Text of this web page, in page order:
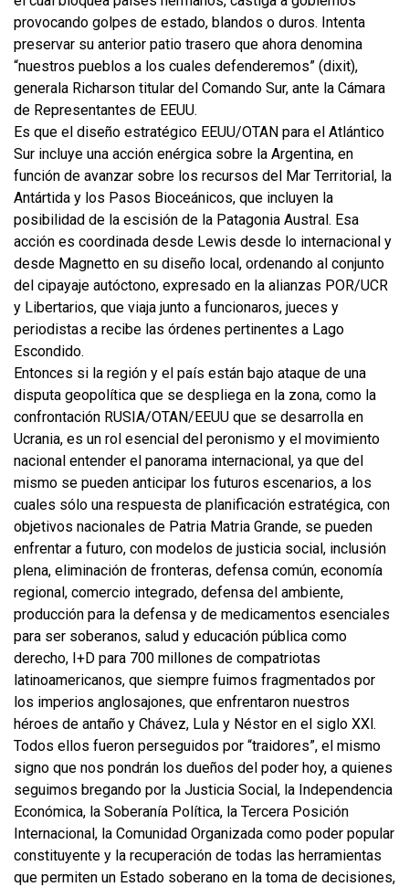
provocando golpes de estado, blandos o duros. Intenta
preservar su anterior patio trasero que ahora denomina
“nuestros pueblos a los cuales defenderemos” (dixit),
generala Richarson titular del Comando Sur, ante la Cámara
de Representantes de EEUU.
Es que el diseño estratégico EEUU/OTAN para el Atlántico
Sur incluye una acción enérgica sobre la Argentina, en
función de avanzar sobre los recursos del Mar Territorial, la
Antártida y los Pasos Bioceánicos, que incluyen la
posibilidad de la escisión de la Patagonia Austral. Esa
acción es coordinada desde Lewis desde lo internacional y
desde Magnetto en su diseño local, ordenando al conjunto
del cipayaje autóctono, expresado en la alianzas POR/UCR
y Libertarios, que viaja junto a funcionaros, jueces y
periodistas a recibe las órdenes pertinentes a Lago
Escondido.
Entonces si la región y el país están bajo ataque de una
disputa geopolítica que se despliega en la zona, como la
confrontación RUSIA/OTAN/EEUU que se desarrolla en
Ucrania, es un rol esencial del peronismo y el movimiento
nacional entender el panorama internacional, ya que del
mismo se pueden anticipar los futuros escenarios, a los
cuales sólo una respuesta de planificación estratégica, con
objetivos nacionales de Patria Matria Grande, se pueden
enfrentar a futuro, con modelos de justicia social, inclusión
plena, eliminación de fronteras, defensa común, economía
regional, comercio integrado, defensa del ambiente,
producción para la defensa y de medicamentos esenciales
para ser soberanos, salud y educación pública como
derecho, I+D para 700 millones de compatriotas
latinoamericanos, que siempre fuimos fragmentados por
los imperios anglosajones, que enfrentaron nuestros
héroes de antaño y Chávez, Lula y Néstor en el siglo XXl.
Todos ellos fueron perseguidos por “traidores”, el mismo
signo que nos pondrán los dueños del poder hoy, a quienes
seguimos bregando por la Justicia Social, la Independencia
Económica, la Soberanía Política, la Tercera Posición
Internacional, la Comunidad Organizada como poder popular
constituyente y la recuperación de todas las herramientas
que permiten un Estado soberano en la toma de decisiones,